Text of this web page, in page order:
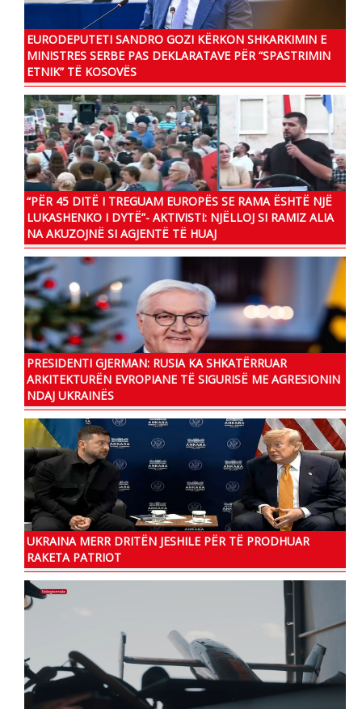
EURODEPUTETI SANDRO GOZI KËRKON SHKARKIMIN E
MINISTRES SERBE PAS DEKLARATAVE PËR “SPASTRIMIN
ETNIK” TË KOSOVËS
“PËR 45 DITË I TREGUAM EUROPËS SE RAMA ËSHTË NJË
LUKASHENKO I DYTË”- AKTIVISTI: NJËLLOJ SI RAMIZ ALIA
NA AKUZOJNË SI AGJENTË TË HUAJ
PRESIDENTI GJERMAN: RUSIA KA SHKATËRRUAR
ARKITEKTURËN EVROPIANE TË SIGURISË ME AGRESIONIN
NDAJ UKRAINËS
UKRAINA MERR DRITËN JESHILE PËR TË PRODHUAR
RAKETA PATRIOT